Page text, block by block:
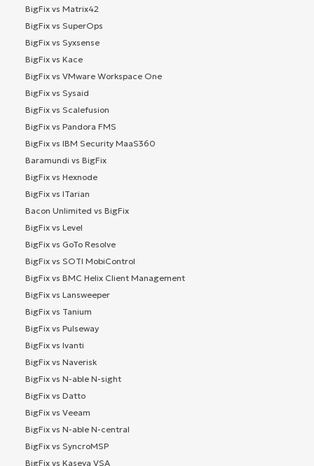
BigFix vs Matrix42
BigFix vs SuperOps
BigFix vs Syxsense
BigFix vs Kace
BigFix vs VMware Workspace One
BigFix vs Sysaid
BigFix vs Scalefusion
BigFix vs Pandora FMS
BigFix vs IBM Security MaaS360
Baramundi vs BigFix
BigFix vs Hexnode
BigFix vs ITarian
Bacon Unlimited vs BigFix
BigFix vs Level
BigFix vs GoTo Resolve
BigFix vs SOTI MobiControl
BigFix vs BMC Helix Client Management
BigFix vs Lansweeper
BigFix vs Tanium
BigFix vs Pulseway
BigFix vs Ivanti
BigFix vs Naverisk
BigFix vs N-able N-sight
BigFix vs Datto
BigFix vs Veeam
BigFix vs N-able N-central
BigFix vs SyncroMSP
BigFix vs Kaseya VSA